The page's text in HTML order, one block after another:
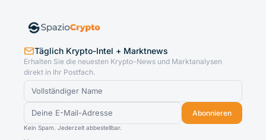
Täglich Krypto-Intel + Marktnews
Erhalten Sie die neuesten Krypto-News und Marktanalysen
direkt in Ihr Postfach.
Abonnieren
Kein Spam. Jederzeit abbestellbar.